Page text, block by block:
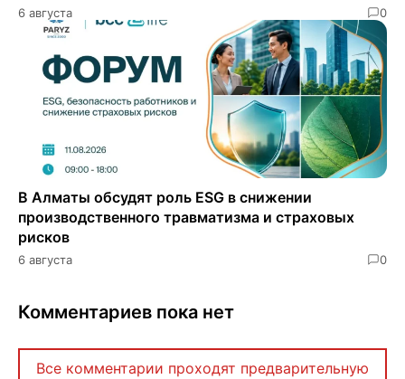
6 августа 0
В Алматы обсудят роль ESG в снижении
производственного травматизма и страховых
рисков
6 августа 0
Комментариев пока нет
Все комментарии проходят предварительную